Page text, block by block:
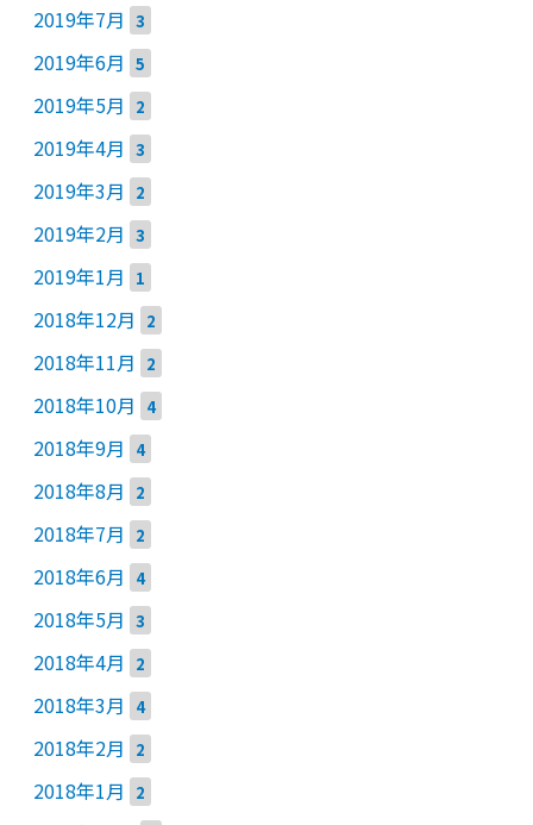
2019年7月 3
2019年6月 5
2019年5月 2
2019年4月 3
2019年3月 2
2019年2月 3
2019年1月 1
2018年12月 2
2018年11月 2
2018年10月 4
2018年9月 4
2018年8月 2
2018年7月 2
2018年6月 4
2018年5月 3
2018年4月 2
2018年3月 4
2018年2月 2
2018年1月 2